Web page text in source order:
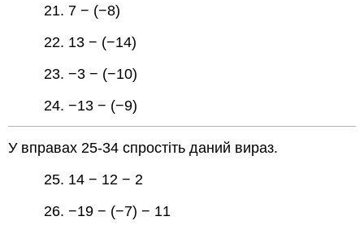
21. 7 − (−8)
22. 13 − (−14)
23. −3 − (−10)
24. −13 − (−9)
У вправах 25-34 спростіть даний вираз.
25. 14 − 12 − 2
26. −19 − (−7) − 11